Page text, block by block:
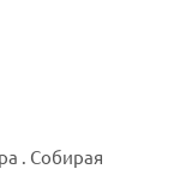
. Собирая